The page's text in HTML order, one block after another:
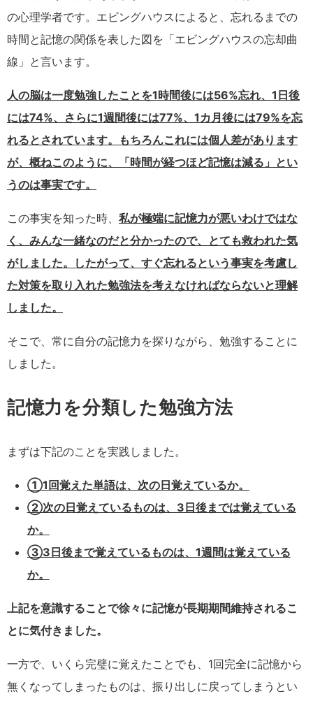
の心理学者です。エビングハウスによると、忘れるまでの
時間と記憶の関係を表した図を「エビングハウスの忘却曲
線」と言います。
人の脳は一度勉強したことを1時間後には56%忘れ、1日後
には74%、さらに1週間後には77%、1カ月後には79%を忘
れるとされています。もちろんこれには個人差があります
が、概ねこのように、「時間が経つほど記憶は減る」とい
うのは事実です。
この事実を知った時、 私が極端に記憶力が悪いわけではな
く、みんな一緒なのだと分かったので、とても救われた気
がしました。したがって、すぐ忘れるという事実を考慮し
た対策を取り入れた勉強法を考えなければならないと理解
しました。
そこで、常に自分の記憶力を探りながら、勉強することに
しました。
記憶力を分類した勉強方法
まずは下記のことを実践しました。
①1回覚えた単語は、次の日覚えているか。
②次の日覚えているものは、3日後までは覚えている
か。
③3日後まで覚えているものは、1週間は覚えている
か。
上記を意識することで徐々に記憶が長期期間維持されるこ
とに気付きました。
一方で、いくら完璧に覚えたことでも、1回完全に記憶から
無くなってしまったものは、振り出しに戻ってしまうとい